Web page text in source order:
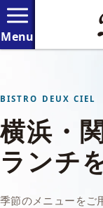
BISTRO DEUX CIEL
横浜・
ランチを
季節のメニューをご